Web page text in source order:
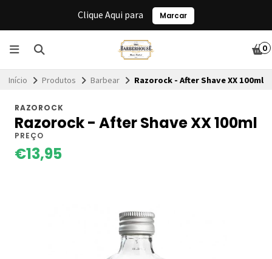
Clique Aqui para Marcar
0
Início Produtos Barbear Razorock - After Shave XX 100ml
RAZOROCK
Razorock - After Shave XX 100ml
PREÇO
€13,95